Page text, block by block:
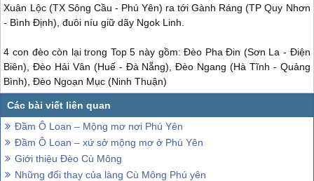
Xuân Lộc (TX Sông Cầu - Phú Yên) ra tới Gành Ráng (TPQuy Nhơn
- Bình Định), đuôi níu giữ dãy Ngok Linh.
4 con đèo còn lại trong Top 5 này gồm: Đèo Pha Đin (Sơn La - Điện
Biên), Đèo Hải Vân (Huế - Đà Nẵng), Đèo Ngang (Hà Tĩnh - Quảng
Bình), Đèo Ngoạn Mục (Ninh Thuận)
Đầm Ô Loan – Mộng mơ nơi Phú Yên
Đầm Ô Loan – xứ sở mộng mơ ở Phú Yên
Giới thiệu Đèo Cù Mông
Những đổi thay của làng Cù Mông Phú yên